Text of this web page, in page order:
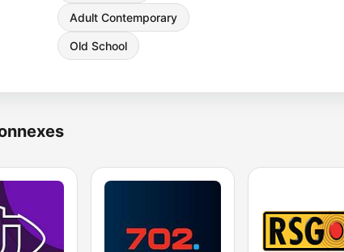
Adult Contemporary
Old School